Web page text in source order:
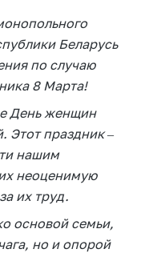
Беларусь
по случаю
8 Марта!
День женщин
Этот праздник –
нашим
неоценимую
их труд.
основой семьи,
но и опорой